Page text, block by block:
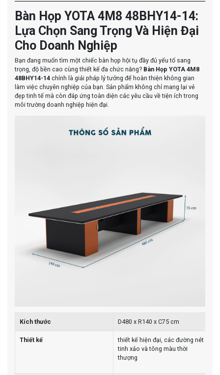
Bàn Họp YOTA 4M8 48BHY14-14:
Lựa Chọn Sang Trọng Và Hiện Đại
Cho Doanh Nghiệp
Bạn đang muốn tìm một chiếc bàn họp hội tụ đầy đủ yếu tố sang
trọng, độ bền cao cùng thiết kế đa chức năng? Bàn Họp YOTA 4M8
48BHY14-14 chính là giải pháp lý tưởng để hoàn thiện không gian
làm việc chuyên nghiệp của bạn. Sản phẩm không chỉ mang lại vẻ
đẹp tinh tế mà còn đáp ứng toàn diện các yêu cầu về tiện ích trong
môi trường doanh nghiệp hiện đại.
Kích thước D480 x R140 x C75 cm
Thiết kế
thiết kế hiện đại, các đường nét
tinh xảo và tông màu thời
thượng